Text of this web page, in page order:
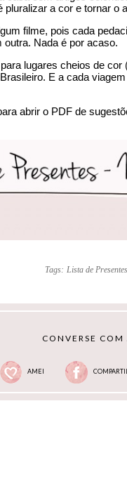
pluralizar a cor e tornar o
filme, pois cada
Nada é por acaso.
lugares cheios de
E a cada
abrir o PDF de
Tags: Lista de Presentes
CONVERSE COM
AMEI